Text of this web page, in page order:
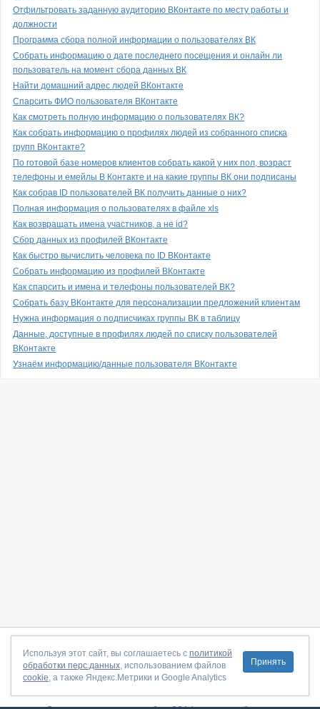
Отфильтровать заданную аудиторию ВКонтакте по месту работы и
должности
Программа сбора полной информации о пользователях ВК
Собрать информацию о дате последнего посещения и онлайн ли
пользователь на момент сбора данных ВК
Найти домашний адрес людей ВКонтакте
Спарсить ФИО пользователя ВКонтакте
Как смотреть полную информацию о пользователях ВК?
Как собрать информацию о профилях людей из собранного списка
групп ВКонтакте?
По готовой базе номеров клиентов собрать какой у них пол, возраст
телефоны и емейлы В Контакте и на какие группы ВК они подписаны
Как собрав ID пользователей ВК получить данные о них?
Полная информация о пользователях в файле xls
Как возвращать имена участников, а не id?
Сбор данных из профилей ВКонтакте
Как быстро вычислить человека по ID ВКонтакте
Собрать информацию из профилей ВКонтакте
Как спарсить и имена и телефоны пользователей ВК?
Собрать базу ВКонтакте для персонализации предложений клиентам
Нужна информация о подписчиках группы ВК в таблицу
Данные, доступные в профилях людей по списку пользователей
ВКонтакте
Узнаём информацию/данные пользователя ВКонтакте
О сайте|С чего начать|Контакты|Партнёрская программа
Договор-оферта|Политика конфиденциальности
Правила пользования
Принять
Используя этот сайт, вы соглашаетесь с политикой
обработки перс.данных, использованием файлов
cookie, а также Яндекс.Метрики и Google Analytics